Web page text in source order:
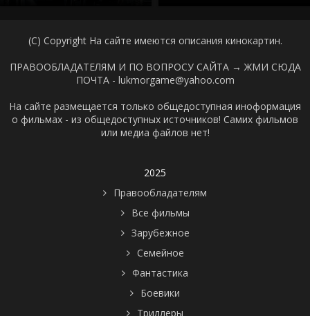
(C) Copyright На сайте имеются описания кинокартин.
ПРАВООБЛАДАТЕЛЯМ И ПО ВОПРОСУ САЙТА → ЖМИ СЮДА
ПОЧТА - lukmorgame@yahoo.com
На сайте размещается только общедоступная иноформация
о фильмах - из общедоступных источников! Самих фильмов
или медиа файлов нет!
2025
Правообладателям
Все фильмы
Зарубежное
Семейное
Фантастика
Боевики
Триллеры